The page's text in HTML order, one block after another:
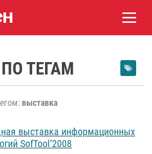
ТЕГАМ
выставка
выставка информационных
SofTool’2008